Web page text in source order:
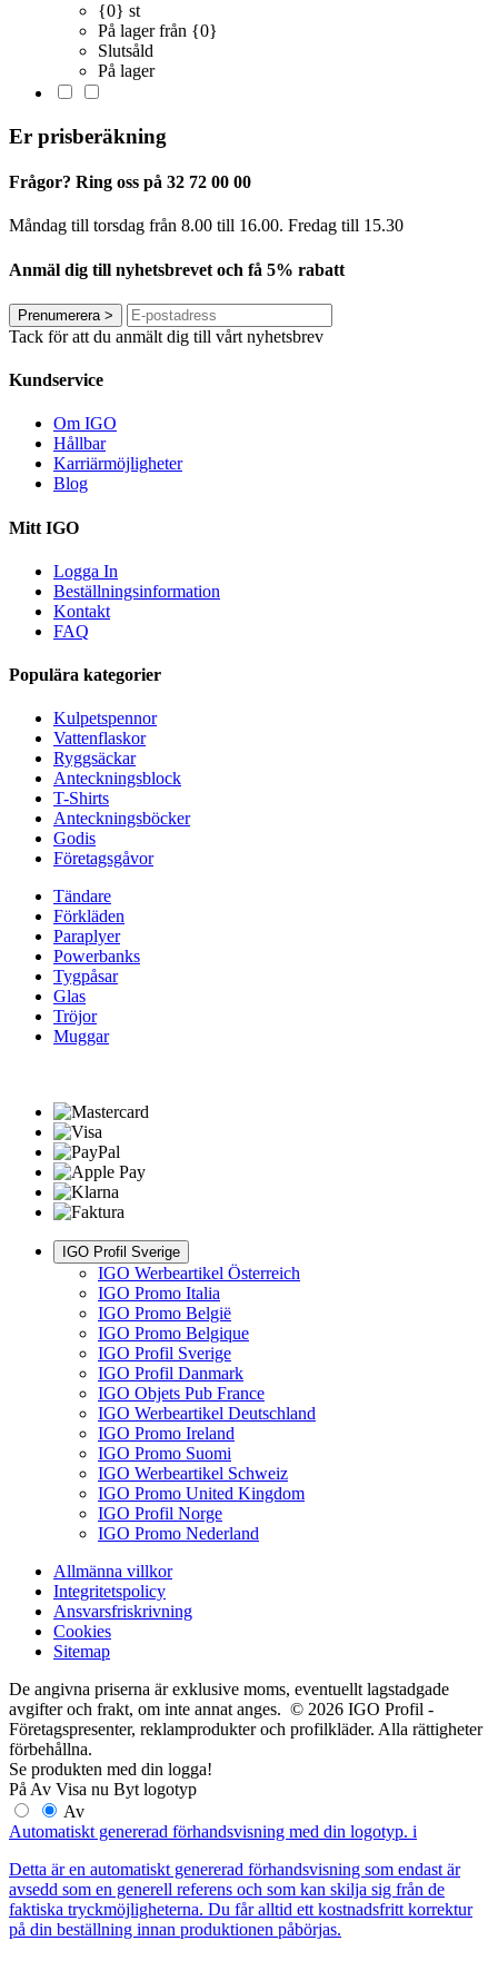
{0} st
På lager från {0}
Slutsåld
På lager
Er prisberäkning
Frågor? Ring oss på 32 72 00 00
Måndag till torsdag från 8.00 till 16.00. Fredag ​​till 15.30
Anmäl dig till nyhetsbrevet och få 5% rabatt
Prenumerera >
Tack för att du anmält dig till vårt nyhetsbrev
Kundservice
Om IGO
Hållbar
Karriärmöjligheter
Blog
Mitt IGO
Logga In
Beställningsinformation
Kontakt
FAQ
Populära kategorier
Kulpetspennor
Vattenflaskor
Ryggsäckar
Anteckningsblock
T-Shirts
Anteckningsböcker
Godis
Företagsgåvor
Tändare
Förkläden
Paraplyer
Powerbanks
Tygpåsar
Glas
Tröjor
Muggar
IGO Profil Sverige
IGO Werbeartikel Österreich
IGO Promo Italia
IGO Promo België
IGO Promo Belgique
IGO Profil Sverige
IGO Profil Danmark
IGO Objets Pub France
IGO Werbeartikel Deutschland
IGO Promo Ireland
IGO Promo Suomi
IGO Werbeartikel Schweiz
IGO Promo United Kingdom
IGO Profil Norge
IGO Promo Nederland
Allmänna villkor
Integritetspolicy
Ansvarsfriskrivning
Cookies
Sitemap
De angivna priserna är exklusive moms, eventuellt lagstadgade
avgifter och frakt, om inte annat anges. © 2026 IGO Profil -
Företagspresenter, reklamprodukter och profilkläder. Alla rättigheter
förbehållna.
Se produkten med din logga!
PåAv Visa nu Byt logotyp
Av
Automatiskt genererad förhandsvisning med din logotyp. i
Detta är en automatiskt genererad förhandsvisning som endast är
avsedd som en generell referens och som kan skilja sig från de
faktiska tryckmöjligheterna. Du får alltid ett kostnadsfritt korrektur
på din beställning innan produktionen påbörjas.